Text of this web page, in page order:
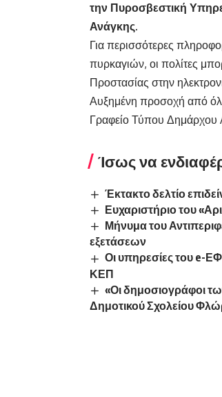
την Πυροσβεστική
Ανάγκης.
Για περισσότερες
πυρκαγιών, οι πολίτες
Προστασίας στην
Αυξημένη προσοχή από
Γραφείο Τύπου Δημάρχου
Ίσως να
Έκτακτο δελτίο
Ευχαριστήριο του
Μήνυμα του
εξετάσεων
Οι υπηρεσίες του e-
ΚΕΠ
«Οι δημοσιογράφοι
Δημοτικού Σχολείου